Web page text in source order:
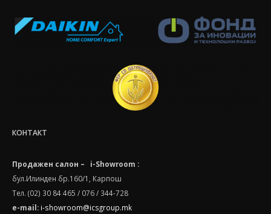
КОНТАКТ
Продажен салон – i-Showroom :
бул.Илинден бр.160/1, Карпош
Тел. (02) 30 84 465 / 076 / 344-728
e-mail: i-showroom@icsgroup.mk